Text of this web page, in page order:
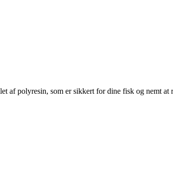
polyresin, som er sikkert for dine fisk og nemt at